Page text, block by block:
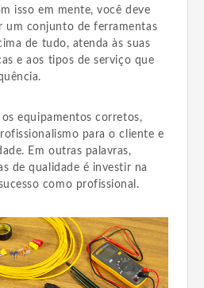
isso em mente, você deve
um conjunto de ferramentas
de tudo, atenda às suas
e aos tipos de serviço que
equipamentos corretos,
para o cliente e
Em outras palavras,
de qualidade é investir na
como profissional.